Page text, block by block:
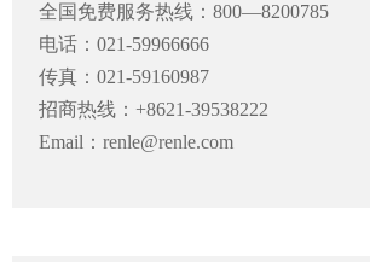
全国免费服务热线：800—8200785
电话：021-59966666
传真：021-59160987
招商热线：+8621-39538222
Email：renle@renle.com